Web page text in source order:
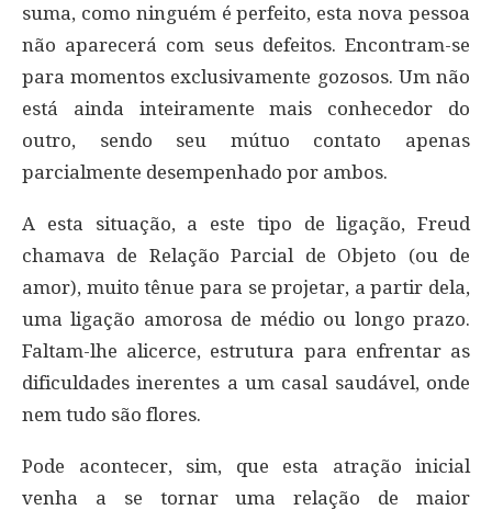
suma, como ninguém é perfeito, esta nova pessoa
não aparecerá com seus defeitos. Encontram-se
para momentos exclusivamente gozosos. Um não
está ainda inteiramente mais conhecedor do
outro, sendo seu mútuo contato apenas
parcialmente desempenhado por ambos.
A esta situação, a este tipo de ligação, Freud
chamava de Relação Parcial de Objeto (ou de
amor), muito tênue para se projetar, a partir dela,
uma ligação amorosa de médio ou longo prazo.
Faltam-lhe alicerce, estrutura para enfrentar as
dificuldades inerentes a um casal saudável, onde
nem tudo são flores.
Pode acontecer, sim, que esta atração inicial
venha a se tornar uma relação de maior